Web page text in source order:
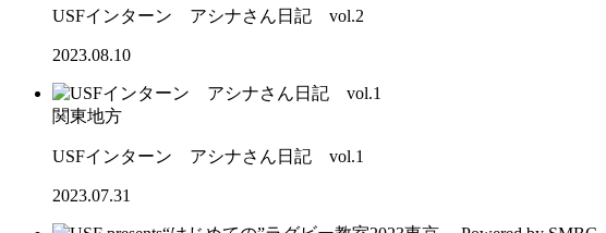
USFインターン アシナさん日記 vol.2
2023.08.10
関東地方
USFインターン アシナさん日記 vol.1
2023.07.31